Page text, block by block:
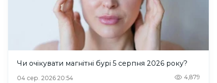
Чи очікувати магнітні бурі 5 серпня 2026 року?
04 сер. 2026 20:54 4,879